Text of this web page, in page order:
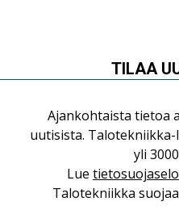
NÄKÖKULMIA
Puheista tekoihin
käyttöön
Sähköistäminen
TILAA
Ajankohtaista tietoa
uutisista.
yli
Lue
Talotekniikka